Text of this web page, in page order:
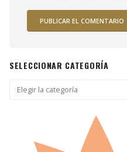
SELECCIONAR CATEGORÍA
Seleccionar
categoría